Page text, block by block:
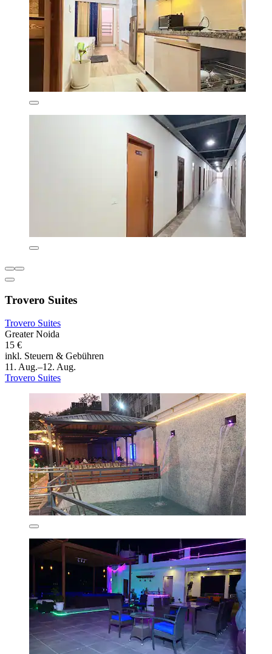
Trovero Suites
Trovero Suites
Greater Noida
15 €
inkl. Steuern & Gebühren
11. Aug.–12. Aug.
Trovero Suites